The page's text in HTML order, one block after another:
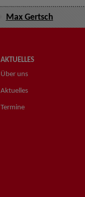
Max Gertsch
AKTUELLES
Über uns
Aktuelles
Termine